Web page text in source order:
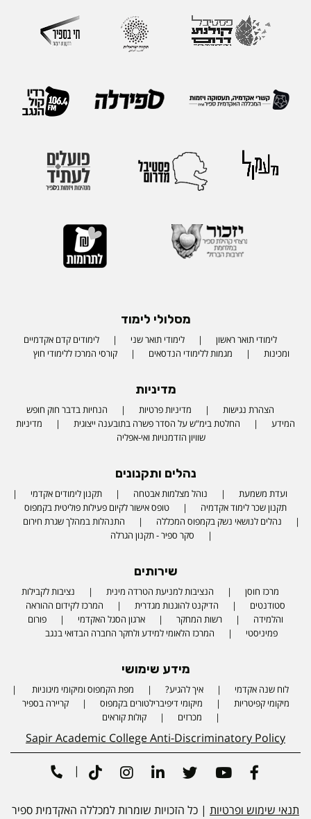
מסלולי לימוד
לימודי תואר ראשון לימודי תואר שני
לימודים קדם אקדמיים
ומכינות
מגמות ללימודי הנדסאים קורסי המרכז ללימודי חוץ
מדיניות
הצהרת נגישות מדיניות פרטיות
הנחיות בדבר חוק חופש
המידע
החלטת בימ"ש על הסדר פשרה בתובענה ייצוגית
מדיניות
שוויון הזדמנויות ואי-אפליה
נהלים ותקנונים
ועדת משמעת נוהל מצלמות אבטחה
תקנון לימודים אקדמי
תקנון שכר לימוד אקדמיה
טופס אישור לקיום פעילות פוליטית בקמפוס
נהלים לנושאי נשק בקמפוס המכללה
התנהלות במהלך שגרת חירום
סקר ספיר - תקנון הגרלה
שירותים
מרכז חוסן הנציבות למניעת הטרדה מינית
נציבות לקבילות
סטודנטים
הדיקנט להוגנות מגדרית
המרכז לקידום ההוראה
והלמידה
רשות המחקר ארגון הסגל האקדמי
פורום
פמיניסטי
המרכז הלאומי למידע ולחקר החברה הבדואי בנגב
מידע שימושי
לוח שנה אקדמי איך להגיע?
מפת הקמפוס ומיקומי מיגוניות
מיקומי קפיטריות
מיקומי דיפיברילטורים בקמפוס
קריירה בספיר
מכרזים
קולות קוראים
Sapir Academic College Anti-Discriminatory Policy
תנאי שימוש ופרטיות | כל הזכויות שומרות למכללה האקדמית ספיר
Facebook
Youtube
Twitter
Linkedin
Instagram
Tiktok
|
Phone number